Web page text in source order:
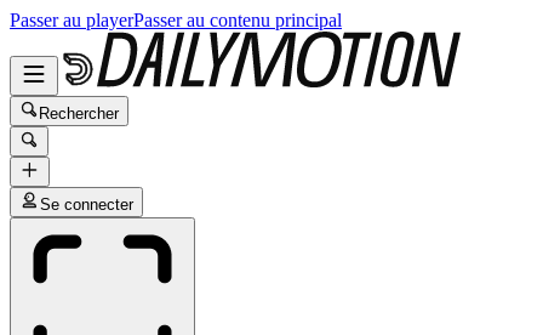
Passer au playerPasser au contenu principal
Rechercher
Se connecter